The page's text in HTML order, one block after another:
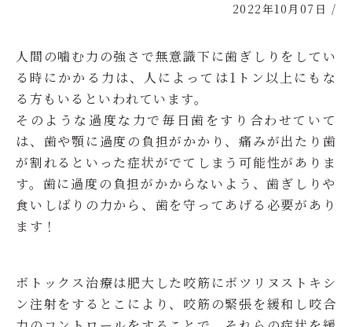
2022年10月07日 /
人間の噛む力の強さで無意識下に歯ぎしりをしてい
る時にかかる力は、人によっては1トン以上にもな
る方もいるといわれています。
そのような過度な力で毎日歯をすり合わせていて
は、歯や顎に過度の負担がかかり、痛みが出たり歯
が割れるといった症状がでてしまう可能性がありま
す。歯に過度の負担がかからないよう、歯ぎしりや
食いしばりの力から、歯を守ってあげる必要があり
ます！
ボトックス治療は肥大した咬筋にボツリヌストキシ
ン注射をするとこにより、咬筋の緊張を緩和し咬合